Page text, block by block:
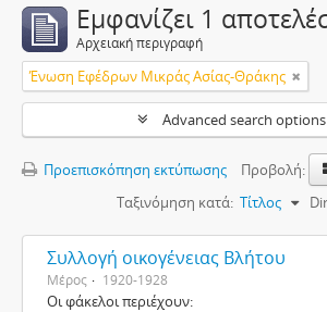
Εμφανίζει 1
Αρχειακή περιγραφή
Ένωση Εφέδρων Μικράς Ασίας-Θράκης
Advanced search options
Προεπισκόπηση εκτύπωσης
Προβολή:
Ταξινόμηση κατά: Τίτλος
Συλλογή οικογένειας Βλήτου
Μέρος 1920-1928
Οι φάκελοι περιέχουν: